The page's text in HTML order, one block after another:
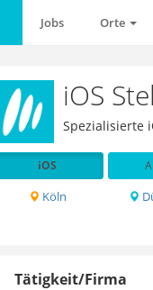
Jobs Orte
iOS
Spezialisierte
iOS
Köln
Tätigkeit/Firma